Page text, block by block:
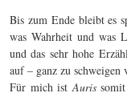
Bis zum Ende bleibt es
was Wahrheit und was
und das sehr hohe
auf – ganz zu schweigen
Für mich istAurissomit